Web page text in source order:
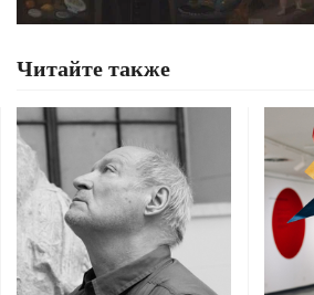
Читайте также